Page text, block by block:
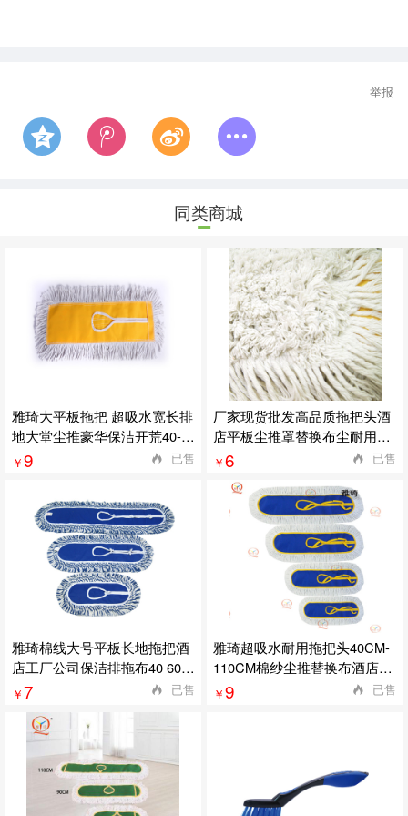
举报
同类商城
雅琦大平板拖把 超吸水宽长排
地大堂尘推豪华保洁开荒40-1
10CM
￥9 已售
厂家现货批发高品质拖把头酒
店平板尘推罩替换布尘耐用推
拖把头
￥6 已售
雅琦棉线大号平板长地拖把酒
店工厂公司保洁排拖布40 60 9
0cm尘推
￥7 已售
雅琦超吸水耐用拖把头40CM-
110CM棉纱尘推替换布酒店排
拖布
￥9 已售